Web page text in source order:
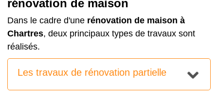
rénovation de maison
Dans le cadre d'une rénovation de maison à
Chartres, deux principaux types de travaux sont
réalisés.
Les travaux de rénovation partielle